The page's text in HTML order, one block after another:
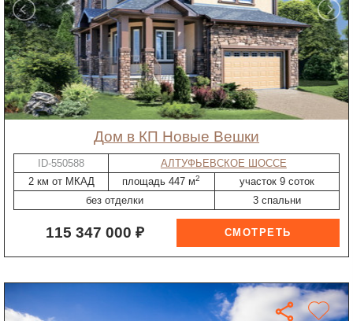
дом в КП Новые Вешки
ID-550588
АЛТУФЬЕВСКОЕ ШОССЕ
2 км от МКАД
площадь 447 м2
участок 9 соток
без отделки
3 спальни
115 347 000 ₽